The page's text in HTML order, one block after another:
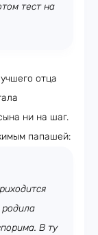
тест на
отца
ни на шаг.
папашей:
родила
В ту